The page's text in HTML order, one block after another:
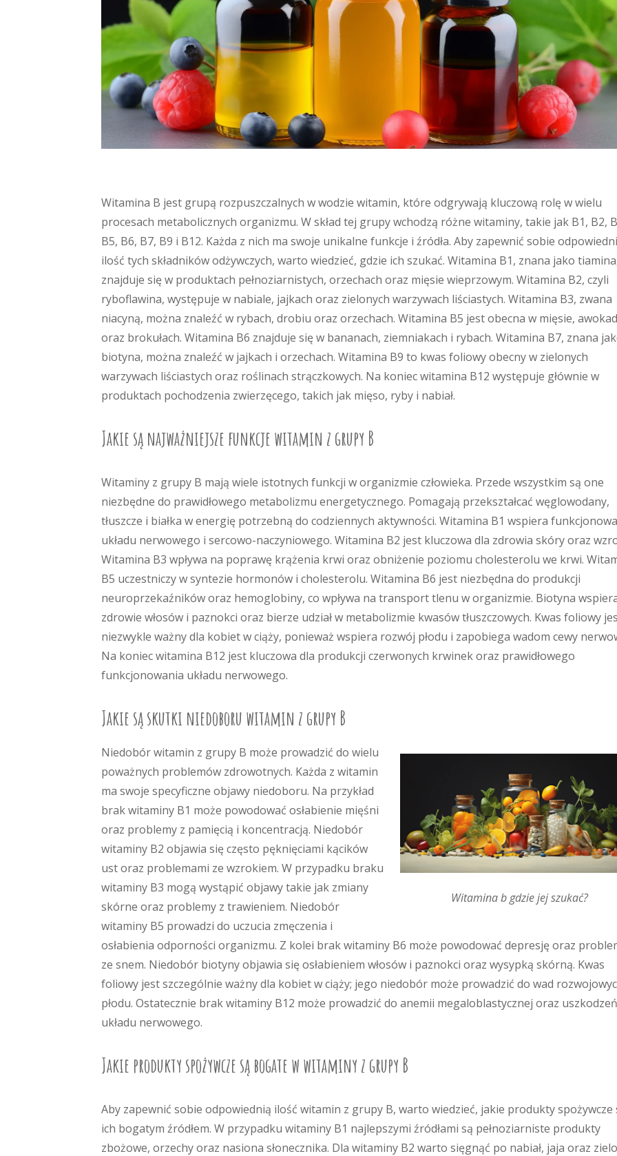
Witamina B jest grupą rozpuszczalnych w wodzie witamin, które odgrywają kluczową rolę w wielu
procesach metabolicznych organizmu. W skład tej grupy wchodzą różne witaminy, takie jak B1, B2,
B5, B6, B7, B9 i B12. Każda z nich ma swoje unikalne funkcje i źródła. Aby zapewnić sobie
ilość tych składników odżywczych, warto wiedzieć, gdzie ich szukać. Witamina B1, znana jako
znajduje się w produktach pełnoziarnistych, orzechach oraz mięsie wieprzowym. Witamina B2, czyli
ryboflawina, występuje w nabiale, jajkach oraz zielonych warzywach liściastych. Witamina B3, zwana
niacyną, można znaleźć w rybach, drobiu oraz orzechach. Witamina B5 jest obecna w mięsie,
oraz brokułach. Witamina B6 znajduje się w bananach, ziemniakach i rybach. Witamina B7, znana
biotyna, można znaleźć w jajkach i orzechach. Witamina B9 to kwas foliowy obecny w zielonych
warzywach liściastych oraz roślinach strączkowych. Na koniec witamina B12 występuje głównie w
produktach pochodzenia zwierzęcego, takich jak mięso, ryby i nabiał.
Jakie są najważniejsze funkcje witamin z grupy B
Witaminy z grupy B mają wiele istotnych funkcji w organizmie człowieka. Przede wszystkim są one
niezbędne do prawidłowego metabolizmu energetycznego. Pomagają przekształcać węglowodany,
tłuszcze i białka w energię potrzebną do codziennych aktywności. Witamina B1 wspiera
układu nerwowego i sercowo-naczyniowego. Witamina B2 jest kluczowa dla zdrowia skóry oraz
Witamina B3 wpływa na poprawę krążenia krwi oraz obniżenie poziomu cholesterolu we krwi.
B5 uczestniczy w syntezie hormonów i cholesterolu. Witamina B6 jest niezbędna do produkcji
neuroprzekaźników oraz hemoglobiny, co wpływa na transport tlenu w organizmie. Biotyna
zdrowie włosów i paznokci oraz bierze udział w metabolizmie kwasów tłuszczowych. Kwas foliowy
niezwykle ważny dla kobiet w ciąży, ponieważ wspiera rozwój płodu i zapobiega wadom cewy
Na koniec witamina B12 jest kluczowa dla produkcji czerwonych krwinek oraz prawidłowego
funkcjonowania układu nerwowego.
Jakie są skutki niedoboru witamin z grupy B
Witamina b gdzie jej szukać?
Niedobór witamin z grupy B może prowadzić do wielu
poważnych problemów zdrowotnych. Każda z witamin
ma swoje specyficzne objawy niedoboru. Na przykład
brak witaminy B1 może powodować osłabienie mięśni
oraz problemy z pamięcią i koncentracją. Niedobór
witaminy B2 objawia się często pęknięciami kącików
ust oraz problemami ze wzrokiem. W przypadku braku
witaminy B3 mogą wystąpić objawy takie jak zmiany
skórne oraz problemy z trawieniem. Niedobór
witaminy B5 prowadzi do uczucia zmęczenia i
osłabienia odporności organizmu. Z kolei brak witaminy B6 może powodować depresję oraz
ze snem. Niedobór biotyny objawia się osłabieniem włosów i paznokci oraz wysypką skórną. Kwas
foliowy jest szczególnie ważny dla kobiet w ciąży; jego niedobór może prowadzić do wad
płodu. Ostatecznie brak witaminy B12 może prowadzić do anemii megaloblastycznej oraz uszkodzeń
układu nerwowego.
Jakie produkty spożywcze są bogate w witaminy z grupy B
Aby zapewnić sobie odpowiednią ilość witamin z grupy B, warto wiedzieć, jakie produkty spożywcze
ich bogatym źródłem. W przypadku witaminy B1 najlepszymi źródłami są pełnoziarniste produkty
zbożowe, orzechy oraz nasiona słonecznika. Dla witaminy B2 warto sięgnąć po nabiał, jaja oraz